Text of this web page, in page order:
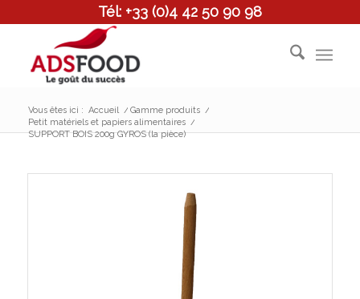
Tél: +33 (0)4 42 50 90 98
Vous êtes ici : Accueil / Gamme produits /
Petit matériels et papiers alimentaires /
SUPPORT BOIS 200g GYROS (la pièce)